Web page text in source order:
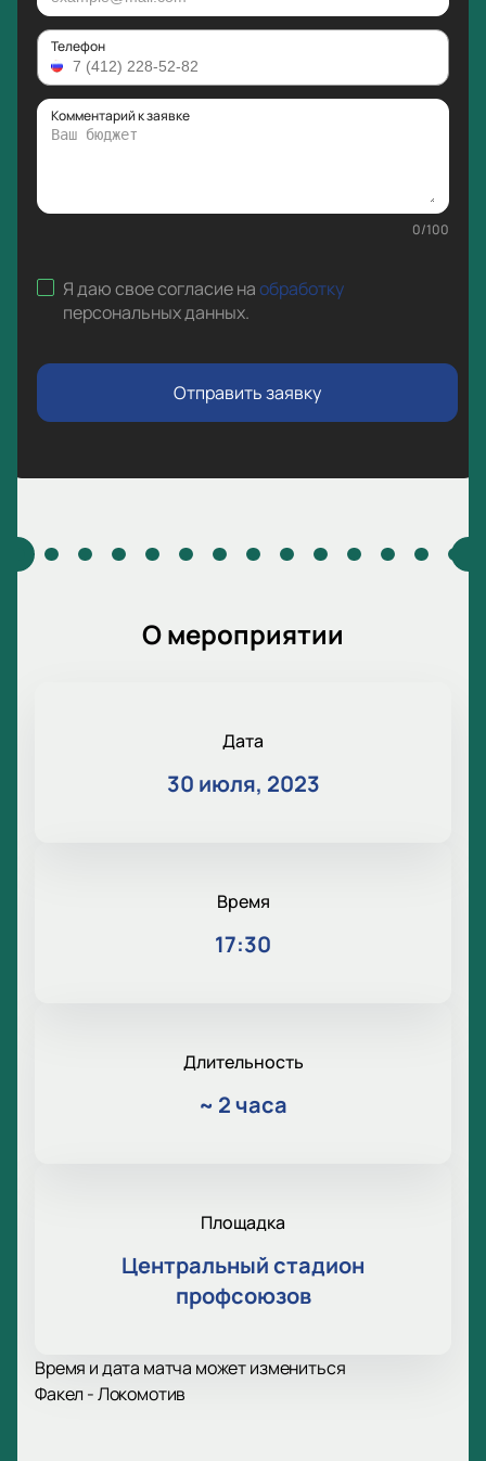
Телефон
Комментарий к заявке
0/100
Я даю свое согласие наобработку
персональных данных.
Отправить заявку
О мероприятии
Дата
30 июля, 2023
Время
17:30
Длительность
~ 2 часа
Площадка
Центральный стадион
профсоюзов
Время и дата матча может измениться
Факел - Локомотив